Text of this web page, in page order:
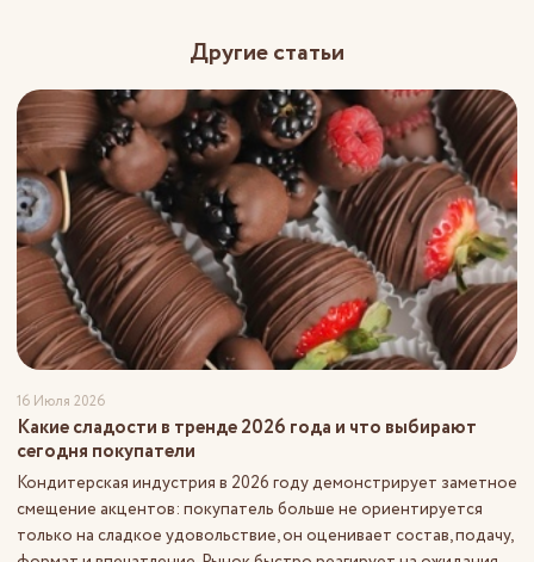
Другие статьи
16 Июля 2026
Какие сладости в тренде 2026 года и что выбирают
сегодня покупатели
Кондитерская индустрия в 2026 году демонстрирует заметное
смещение акцентов: покупатель больше не ориентируется
только на сладкое удовольствие, он оценивает состав, подачу,